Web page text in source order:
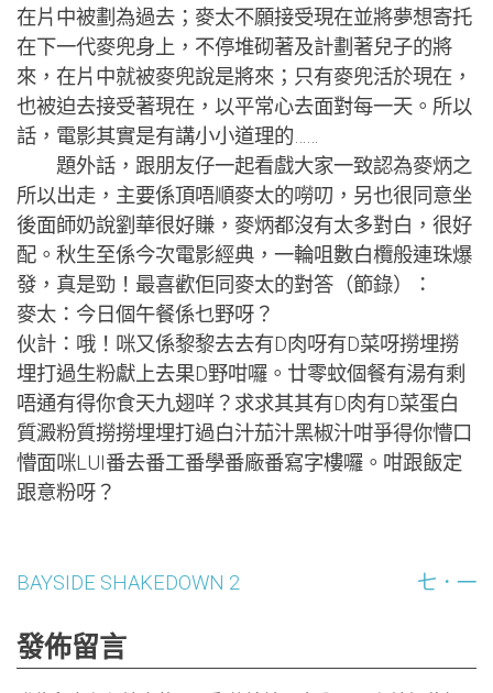
在片中被劃為過去；麥太不願接受現在並將夢想寄托
在下一代麥兜身上，不停堆砌著及計劃著兒子的將
來，在片中就被麥兜說是將來；只有麥兜活於現在，
也被迫去接受著現在，以平常心去面對每一天。所以
話，電影其實是有講小小道理的……
題外話，跟朋友仔一起看戲大家一致認為麥炳之
所以出走，主要係頂唔順麥太的嘮叨，另也很同意坐
後面師奶說劉華很好賺，麥炳都沒有太多對白，很好
配。秋生至係今次電影經典，一輪咀數白欖般連珠爆
發，真是勁！最喜歡佢同麥太的對答（節錄）：
麥太：今日個午餐係乜野呀？
伙計：哦！咪又係黎黎去去有D肉呀有D菜呀撈埋撈
埋打過生粉獻上去果D野咁囉。廿零蚊個餐有湯有剩
唔通有得你食天九翅咩？求求其其有D肉有D菜蛋白
質澱粉質撈撈埋埋打過白汁茄汁黑椒汁咁爭得你懵口
懵面咪LUI番去番工番學番廠番寫字樓囉。咁跟飯定
跟意粉呀？
文
章
導
BAYSIDE SHAKEDOWN 2 七．一
發佈留言